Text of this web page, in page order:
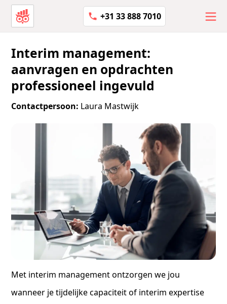
+31 33 888 7010
Interim management:
aanvragen en opdrachten
professioneel ingevuld
Contactpersoon: Laura Mastwijk
Met interim management ontzorgen we jou
wanneer je tijdelijke capaciteit of interim expertise